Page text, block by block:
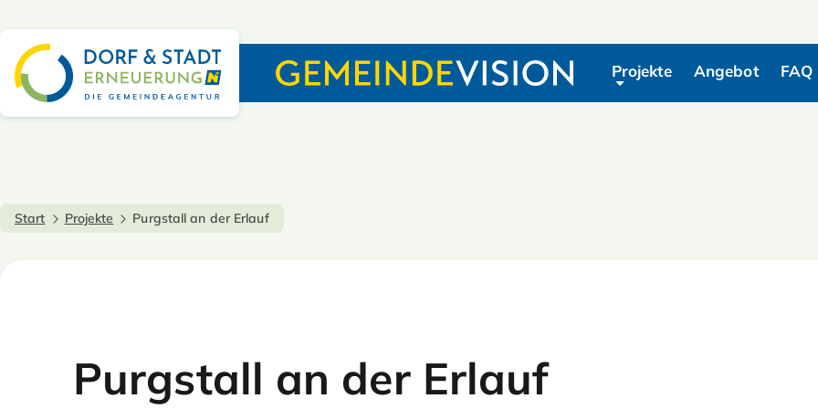
Navigation überspringen
Projekte Angebot FAQ
Start Projekte Purgstall an der Erlauf
Purgstall an der Erlauf